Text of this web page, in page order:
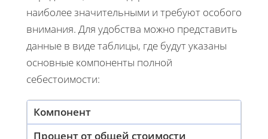
наиболее значительными и требуют особого
внимания. Для удобства можно представить
данные в виде таблицы, где будут указаны
основные компоненты полной
себестоимости:
Компонент
Процент от общей стоимости